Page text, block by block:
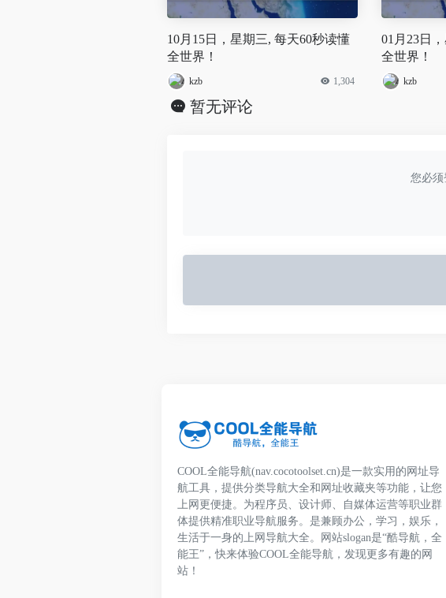
10月15日，星期三, 每天60秒读懂
全世界！
kzb 1,304
01月23日
全世界！
kzb
暂无评论
您必须
COOL全能导航(nav.cocotoolset.cn)是一款实用的网址导
航工具，提供分类导航大全和网址收藏夹等功能，让您
上网更便捷。为程序员、设计师、自媒体运营等职业群
体提供精准职业导航服务。是兼顾办公，学习，娱乐，
生活于一身的上网导航大全。网站slogan是“酷导航，全
能王”，快来体验COOL全能导航，发现更多有趣的网
站！